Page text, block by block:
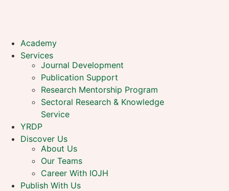
Academy
Services
Journal Development
Publication Support
Research Mentorship Program
Sectoral Research & Knowledge
Service
YRDP
Discover Us
About Us
Our Teams
Career With IOJH
Publish With Us